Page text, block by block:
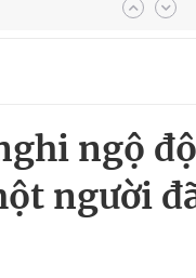
ngộ
người